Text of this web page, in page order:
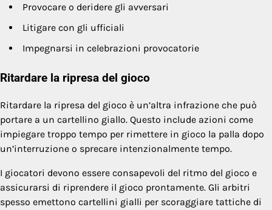
Provocare o deridere gli avversari
Litigare con gli ufficiali
Impegnarsi in celebrazioni provocatorie
Ritardare la ripresa del gioco
Ritardare la ripresa del gioco è un’altra infrazione che può
portare a un cartellino giallo. Questo include azioni come
impiegare troppo tempo per rimettere in gioco la palla dopo
un’interruzione o sprecare intenzionalmente tempo.
I giocatori devono essere consapevoli del ritmo del gioco e
assicurarsi di riprendere il gioco prontamente. Gli arbitri
spesso emettono cartellini gialli per scoraggiare tattiche di